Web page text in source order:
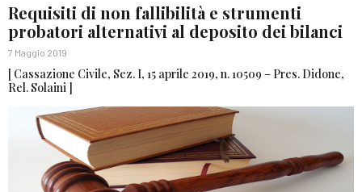
Requisiti di non fallibilità e strumenti
probatori alternativi al deposito dei bilanci
7 Maggio 2019
[ Cassazione Civile, Sez. I, 15 aprile 2019, n. 10509 – Pres. Didone,
Rel. Solaini ]